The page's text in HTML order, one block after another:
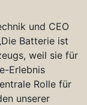
und CEO
Batterie ist
weil sie für
Erlebnis
Rolle für
unserer